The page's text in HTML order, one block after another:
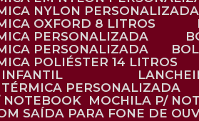
NYLON PERSONALIZADA
OXFORD 8 LITROS
PERSONALIZADA
PERSONALIZADA
POLIÉSTER 14 LITROS
INFANTIL
TÉRMICA PERSONALIZADA
NOTEBOOK
MOCHILA P/
SAÍDA PARA FONE DE